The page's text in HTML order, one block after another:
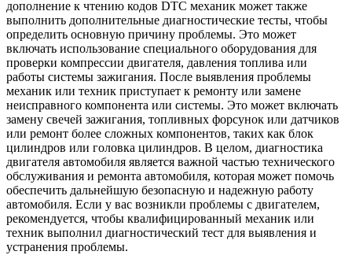
дополнение к чтению кодов DTC механик может также
выполнить дополнительные диагностические тесты, чтобы
определить основную причину проблемы. Это может
включать использование специального оборудования для
проверки компрессии двигателя, давления топлива или
работы системы зажигания. После выявления проблемы
механик или техник приступает к ремонту или замене
неисправного компонента или системы. Это может включать
замену свечей зажигания, топливных форсунок или датчиков
или ремонт более сложных компонентов, таких как блок
цилиндров или головка цилиндров. В целом, диагностика
двигателя автомобиля является важной частью технического
обслуживания и ремонта автомобиля, которая может помочь
обеспечить дальнейшую безопасную и надежную работу
автомобиля. Если у вас возникли проблемы с двигателем,
рекомендуется, чтобы квалифицированный механик или
техник выполнил диагностический тест для выявления и
устранения проблемы.